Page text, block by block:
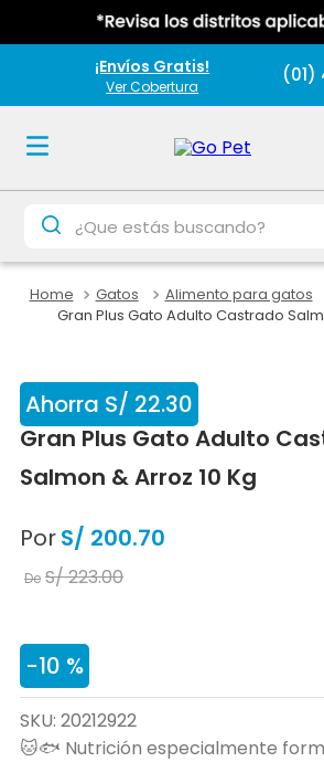
¡Envíos Gratis!
Ver Cobertura (01)
¿Que estás buscando?
Gatos Alimento para gatos
Gran Plus Gato Adulto Castrado
Ahorra S/ 22.30
Gran Plus Gato Adulto
Salmon & Arroz 10 Kg
De S/223.00
PorS/ 200.70
-10 %
SKU: 20212922
🐱🐟 Nutrición especialmente